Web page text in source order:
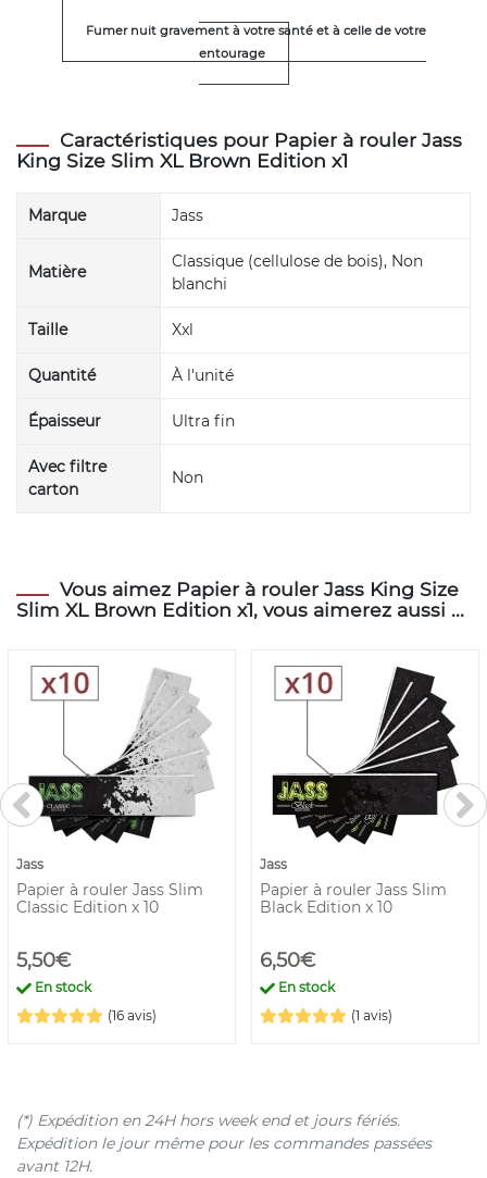
Fumer nuit gravement à votre santé et à celle de votre
entourage
Caractéristiques pour Papier à rouler Jass
King Size Slim XL Brown Edition x1
Marque Jass
Matière
Classique (cellulose de bois), Non
blanchi
Taille Xxl
Quantité À l'unité
Épaisseur Ultra fin
Avec filtre
carton
Non
Vous aimez Papier à rouler Jass King Size
Slim XL Brown Edition x1, vous aimerez aussi ...
Jass
Papier à rouler Jass Slim
Classic Edition x 10
5,50€
En stock
(16 avis)
Jass
Papier à rouler Jass Slim
Black Edition x 10
6,50€
En stock
(1 avis)
(*) Expédition en 24H hors week end et jours fériés.
Expédition le jour même pour les commandes passées
avant 12H.